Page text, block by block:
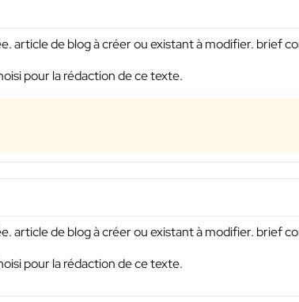
article de blog à créer ou existant à modifier. brief
pour la rédaction de ce texte.
article de blog à créer ou existant à modifier. brief
pour la rédaction de ce texte.